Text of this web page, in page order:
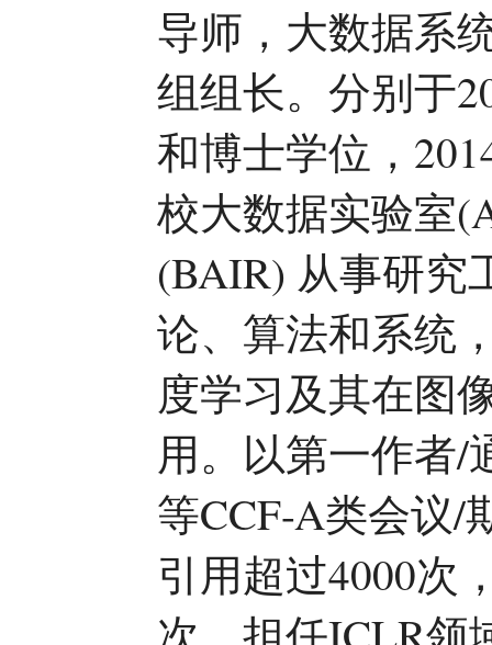
导师，大数据系
组组长。分别于
和博士学位，
校大数据实验室
(BAIR) 从事研究
论、算法和系统
度学习及其在图
用。以第一作者/
等CCF-A类会议/
引用超过4000次